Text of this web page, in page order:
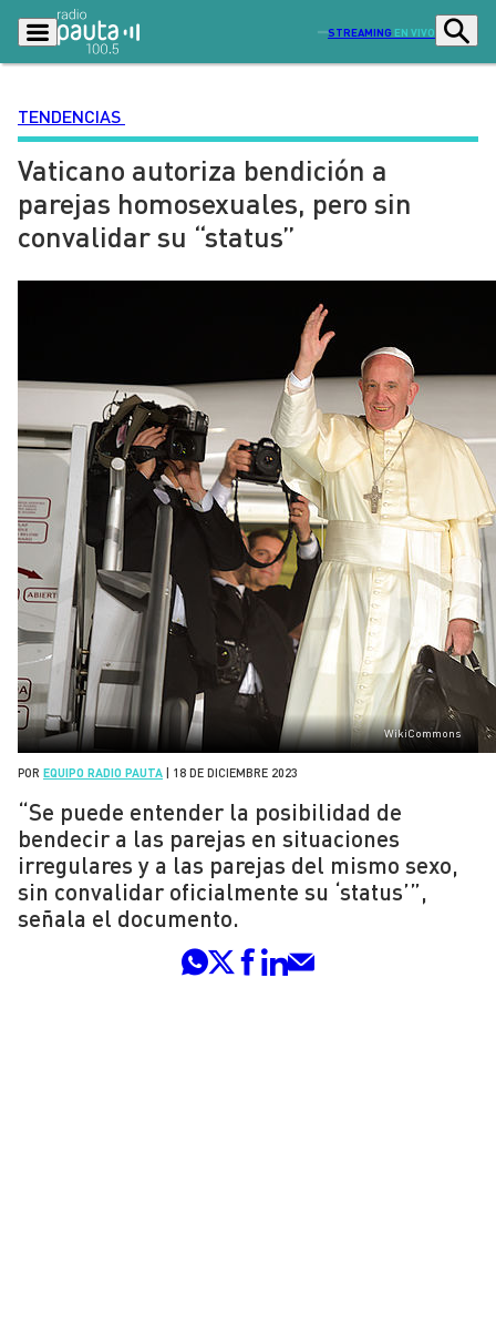
STREAMING EN VIVO
Podcasts
Lo Último Actualidad
Ciudad
Entretención y Cultura Opinión
Dato en Pauta Señal 2
Contenido Patrocinado
TENDENCIAS
Vaticano autoriza bendición a
parejas homosexuales, pero sin
convalidar su “status”
WikiCommons
POR EQUIPO RADIO PAUTA 18 DE DICIEMBRE 2023
“Se puede entender la posibilidad de
bendecir a las parejas en situaciones
irregulares y a las parejas del mismo sexo,
sin convalidar oficialmente su ‘status’”,
señala el documento.